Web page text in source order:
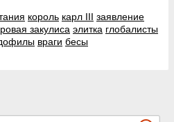
король карл III заявление
закулиса элитка глобалисты
враги бесы